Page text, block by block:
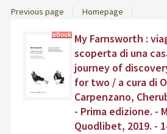
Previous page Homepage
Dettaglio
del
documento
My Farnsworth :
scoperta di una
journey of
for two / a cura di
Carpenzano,
- Prima edizione. -
Quodlibet, 2019. -